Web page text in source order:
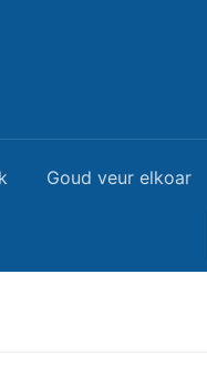
Goud veur elkoar